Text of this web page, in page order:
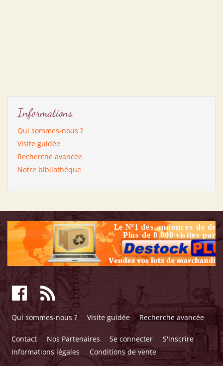
Informations
Qui sommes-nous ?
Visite guidée
Recherche avancée
Notre bibliothèque
Qui sommes-nous ? Visite guidée Recherche avancée
Contact Nos Partenaires Se connecter
S'inscrire
Informations légales
Conditions de vente